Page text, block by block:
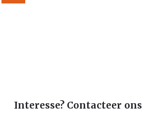
Interesse? Contacteer ons